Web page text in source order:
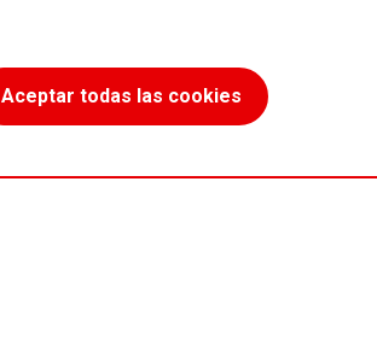
Aceptar todas las cookies